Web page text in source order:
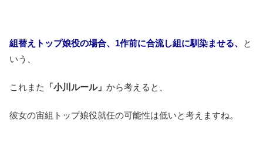
組替えトップ娘役の場合、1作前に合流し組に馴染ませる、
と
いう、
これまた 「小川ルール」 から考えると、
彼女の宙組トップ娘役就任の可能性は低いと考えますね。